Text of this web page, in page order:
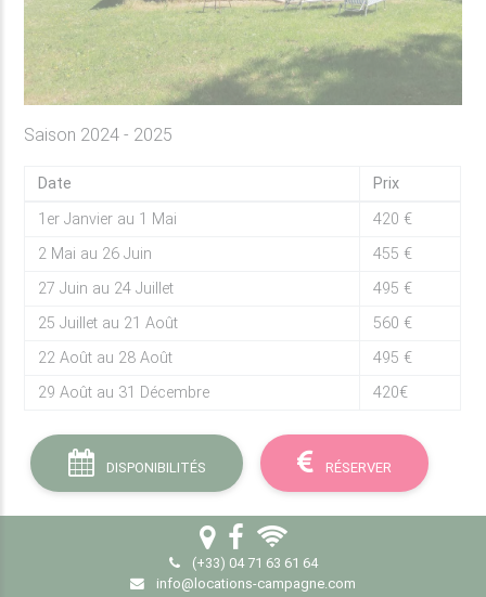
Saison 2024 - 2025
Date
Prix
1er Janvier au 1 Mai
420 €
2 Mai au 26 Juin
455 €
27 Juin au 24 Juillet
495 €
25 Juillet au 21 Août
560 €
22 Août au 28 Août
495 €
29 Août au 31 Décembre
420€
DISPONIBILITÉS RÉSERVER
(+33) 04 71 63 61 64
info@locations-campagne.com